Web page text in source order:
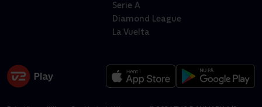
Serie A
Diamond League
La Vuelta